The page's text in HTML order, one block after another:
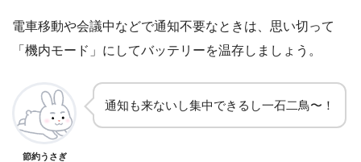
電車移動や会議中などで通知不要なときは、思い切って
「機内モード」にしてバッテリーを温存しましょう。
節約うさぎ
通知も来ないし集中できるし一石二鳥〜！